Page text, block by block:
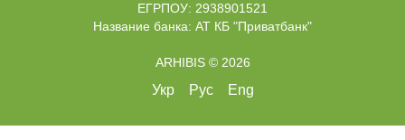
ЕГРПОУ: 2938901521
Название банка: АТ КБ "Приватбанк"
ARHIBIS © 2026
Укр Рус Eng